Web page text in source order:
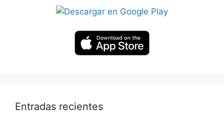
Entradas recientes